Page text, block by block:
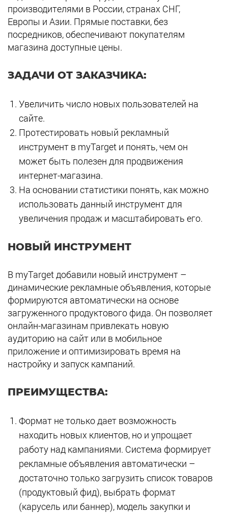
производителями в России, странах СНГ,
Европы и Азии. Прямые поставки, без
посредников, обеспечивают покупателям
магазина доступные цены.
ЗАДАЧИ ОТ ЗАКАЗЧИКА:
Увеличить число новых пользователей на
сайте.
Протестировать новый рекламный
инструмент в myTarget и понять, чем он
может быть полезен для продвижения
интернет-магазина.
На основании статистики понять, как можно
использовать данный инструмент для
увеличения продаж и масштабировать его.
НОВЫЙ ИНСТРУМЕНТ
В myTarget добавили новый инструмент –
динамические рекламные объявления, которые
формируются автоматически на основе
загруженного продуктового фида. Он позволяет
онлайн-магазинам привлекать новую
аудиторию на сайт или в мобильное
приложение и оптимизировать время на
настройку и запуск кампаний.
ПРЕИМУЩЕСТВА:
Формат не только дает возможность
находить новых клиентов, но и упрощает
работу над кампаниями. Система формирует
рекламные объявления автоматически –
достаточно только загрузить список товаров
(продуктовый фид), выбрать формат
(карусель или баннер), модель закупки и